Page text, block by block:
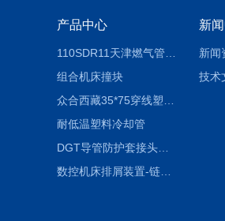
产品中心
组合机床撞块
耐低温塑料冷却管
DGT导管防护套接头形式与参数
数控机床排屑装置-链板式排屑机
新
新闻
技术